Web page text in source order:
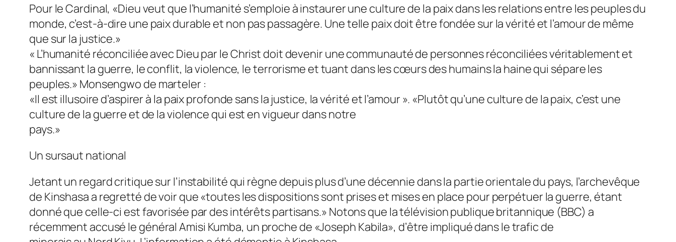
Pour le Cardinal, «Dieu veut que l’humanité s’emploie à instaurer une culture de la paix dans les relations entre les peuples du
monde, c’est-à-dire une paix durable et non pas passagère. Une telle paix doit être fondée sur la vérité et l’amour de même
que sur la justice.»
« L’humanité réconciliée avec Dieu par le Christ doit devenir une communauté de personnes réconciliées véritablement et
bannissant la guerre, le conflit, la violence, le terrorisme et tuant dans les cœurs des humains la haine qui sépare les
peuples.» Monsengwo de marteler :
«Il est illusoire d’aspirer à la paix profonde sans la justice, la vérité et l’amour ». «Plutôt qu’une culture de la paix, c’est une
culture de la guerre et de la violence qui est en vigueur dans notre
pays.»
Un sursaut national
Jetant un regard critique sur l’instabilité qui règne depuis plus d’une décennie dans la partie orientale du pays, l’archevêque
de Kinshasa a regretté de voir que «toutes les dispositions sont prises et mises en place pour perpétuer la guerre, étant
donné que celle-ci est favorisée par des intérêts partisans.» Notons que la télévision publique britannique (BBC) a
récemment accusé le général Amisi Kumba, un proche de «Joseph Kabila», d’être impliqué dans le trafic de